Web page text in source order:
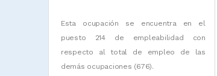
Esta ocupación se encuentra en el
puesto 214 de empleabilidad con
respecto al total de empleo de las
demás ocupaciones (676).